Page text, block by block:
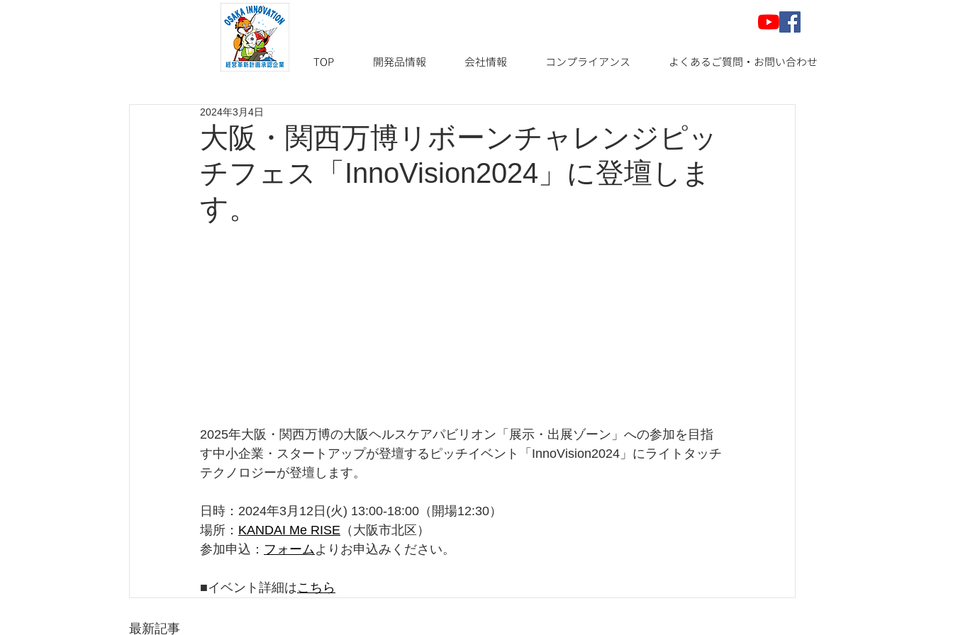
TOP 開発品情報 会社情報 コンプライアンス よくあるご質問・お問い合わせ
大阪・関西万博リボーンチャレンジピッ
チフェス「InnoVision2024」に登壇しま
す。
2024年3月4日
2025年大阪・関西万博の大阪ヘルスケアパビリオン「展示・出展ゾーン」への参加を目指
す中小企業・スタートアップが登壇するピッチイベント「InnoVision2024」にライトタッチ
テクノロジーが登壇します。
日時：2024年3月12日(火) 13:00-18:00（開場12:30）
場所： KANDAI Me RISE （大阪市北区）
参加申込： フォーム よりお申込みください。
■イベント詳細はこちら
最新記事